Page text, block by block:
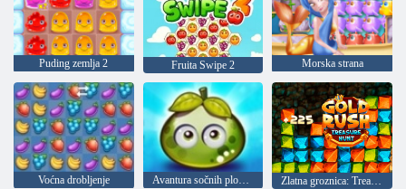
Puding zemlja 2 Fruita Swipe 2 Morska strana
Voćna drobljenje Avantura sočnih plodova Zlatna groznica: Treasure Hunter